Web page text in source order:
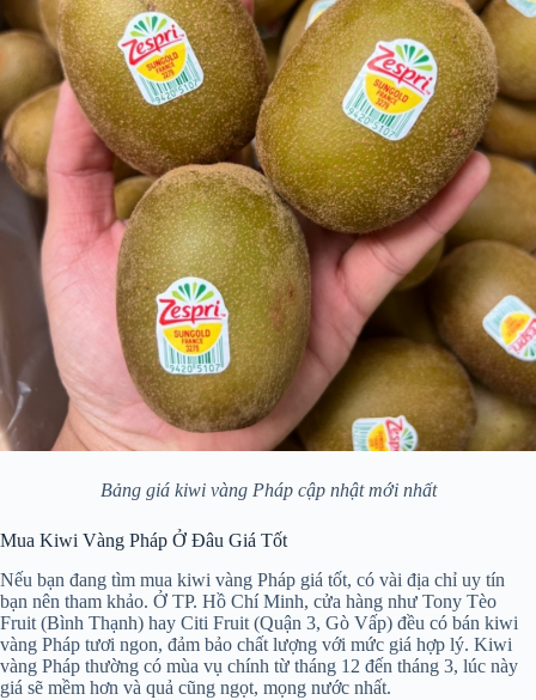
Bảng giá kiwi vàng Pháp cập nhật mới nhất
Mua Kiwi Vàng Pháp Ở Đâu Giá Tốt
Nếu bạn đang tìm mua kiwi vàng Pháp giá tốt, có vài địa chỉ uy tín
bạn nên tham khảo. Ở TP. Hồ Chí Minh, cửa hàng như Tony Tèo
Fruit (Bình Thạnh) hay Citi Fruit (Quận 3, Gò Vấp) đều có bán kiwi
vàng Pháp tươi ngon, đảm bảo chất lượng với mức giá hợp lý. Kiwi
vàng Pháp thường có mùa vụ chính từ tháng 12 đến tháng 3, lúc này
giá sẽ mềm hơn và quả cũng ngọt, mọng nước nhất.